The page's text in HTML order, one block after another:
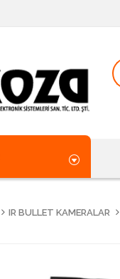
IR BULLET KAMERALAR